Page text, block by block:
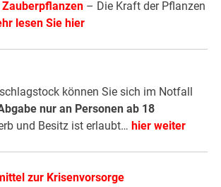
Zauberpflanzen – Die Kraft der Pflanzen
lesen Sie hier
können Sie sich im Notfall
nur an Personen ab 18
und Besitz ist erlaubt… hier weiter
zur Krisenvorsorge